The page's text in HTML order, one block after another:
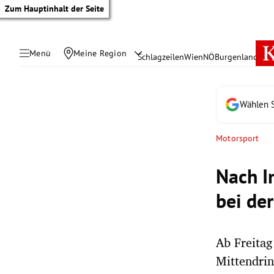
Zum Hauptinhalt der Seite
Menü Meine Region SchlagzeilenWienNÖBurgenland
Wählen
Motorsport
Nach
bei
Ab